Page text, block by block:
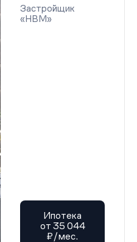
Застройщик
«НВМ»
Ипотека
от 35 044
₽/мес.